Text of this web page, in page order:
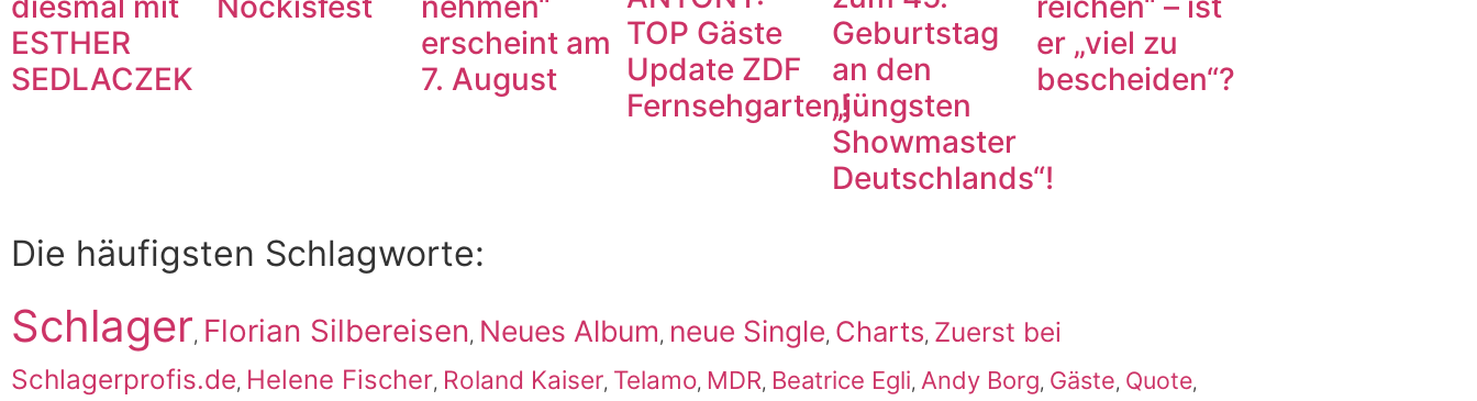
ESTHER
SEDLACZEK
erscheint am
7. August
TOP Gäste
Update ZDF
Fernsehgarten!
Geburtstag
an den
„jüngsten
Showmaster
Deutschlands“!
er „viel zu
bescheiden“?
Die häufigsten Schlagworte:
Schlager, Florian Silbereisen, Neues Album, neue Single, Charts, Zuerst bei
Schlagerprofis.de, Helene Fischer, Roland Kaiser, Telamo, MDR, Beatrice Egli, Andy Borg, Gäste, Quote,